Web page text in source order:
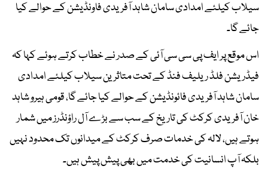
سیلاب کیلئے امدادی سامان شاہد آفریدی فاونڈیشن کے حوالے کیا
جائے گا۔
اس موقع پر ایف پی سی سی آئی کے صدر نے خطاب کرتے ہوئے کہا کہ
فیڈریشن فلڈ ریلیف فنڈ کے تحت متاثرین سیلاب کیلئے امدادی
سامان شاہد آفریدی فائونڈیشن کے حوالے کیا جائے گا، قومی ہیرو شاہد
خان آفریدی کرکٹ کی تاریخ کے سب سے بڑے آل راؤنڈرز میں شمار
ہوتے ہیں، لالہ کی خدمات صرف کرکٹ کے میدانوں تک محدود نہیں
بلکہ آپ انسانیت کی خدمت میں بھی پیش پیش ہیں۔